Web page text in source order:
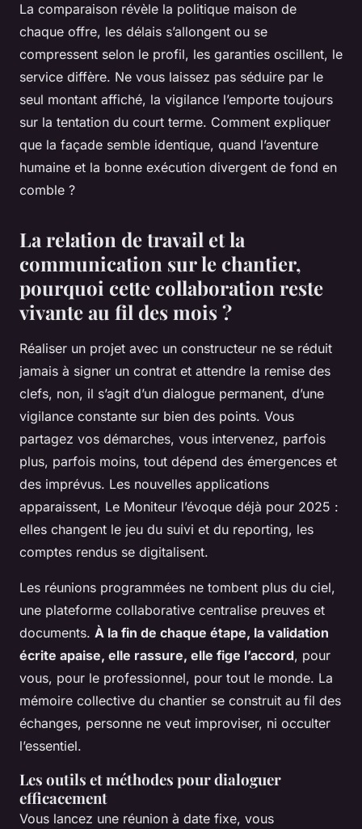
La comparaison révèle la politique maison de
chaque offre, les délais s’allongent ou se
compressent selon le profil, les garanties oscillent, le
service diffère. Ne vous laissez pas séduire par le
seul montant affiché, la vigilance l’emporte toujours
sur la tentation du court terme. Comment expliquer
que la façade semble identique, quand l’aventure
humaine et la bonne exécution divergent de fond en
comble ?
La relation de travail et la
communication sur le chantier,
pourquoi cette collaboration reste
vivante au fil des mois ?
Réaliser un projet avec un constructeur ne se réduit
jamais à signer un contrat et attendre la remise des
clefs, non, il s’agit d’un dialogue permanent, d’une
vigilance constante sur bien des points. Vous
partagez vos démarches, vous intervenez, parfois
plus, parfois moins, tout dépend des émergences et
des imprévus. Les nouvelles applications
apparaissent, Le Moniteur l’évoque déjà pour 2025 :
elles changent le jeu du suivi et du reporting, les
comptes rendus se digitalisent.
Les réunions programmées ne tombent plus du ciel,
une plateforme collaborative centralise preuves et
documents. À la fin de chaque étape, la validation
écrite apaise, elle rassure, elle fige l’accord, pour
vous, pour le professionnel, pour tout le monde. La
mémoire collective du chantier se construit au fil des
échanges, personne ne veut improviser, ni occulter
l’essentiel.
Les outils et méthodes pour dialoguer
efficacement
Vous lancez une réunion à date fixe, vous